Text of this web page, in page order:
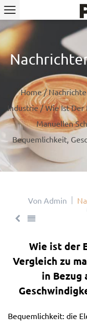
Home/
Industrie/Wie Ist Der
Manuellen
Bequemlichkeit,
Von Admin
Wie ist der
Vergleich zu
in Bezug
Bequemlichkeit: die